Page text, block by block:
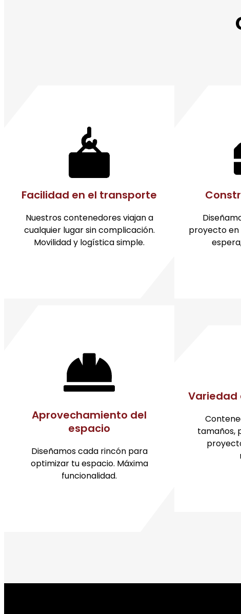
Facilidad en el transporte
Nuestros contenedores viajan a
cualquier lugar sin complicación.
Movilidad y logística simple.
proyecto en
Aprovechamiento del
espacio
Diseñamos cada rincón para
optimizar tu espacio. Máxima
funcionalidad.
Variedad
tamaños,